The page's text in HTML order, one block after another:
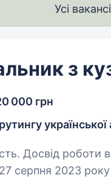
Усі
з
000 грн
української
роботи від 1 року. 14
серпня 2023